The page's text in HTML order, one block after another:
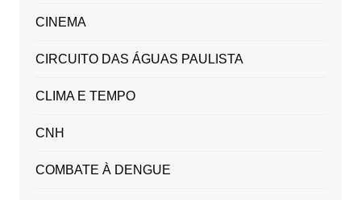
CINEMA
CIRCUITO DAS ÁGUAS PAULISTA
CLIMA E TEMPO
CNH
COMBATE À DENGUE